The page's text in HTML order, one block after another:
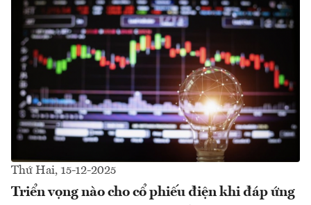
Thứ Hai, 15-12-2025
Triển vọng nào cho cổ phiếu điện khi đáp ứng